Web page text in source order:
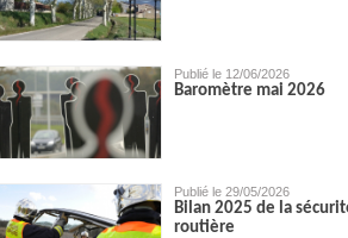
Publié le 12/06/2026
Baromètre mai 2026
Publié le 29/05/2026
Bilan 2025 de la
routière